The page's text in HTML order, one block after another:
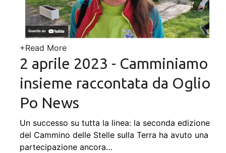
+Read More
2 aprile 2023 - Camminiamo
insieme raccontata da Oglio
Po News
Un successo su tutta la linea: la seconda edizione
del Cammino delle Stelle sulla Terra ha avuto una
partecipazione ancora…